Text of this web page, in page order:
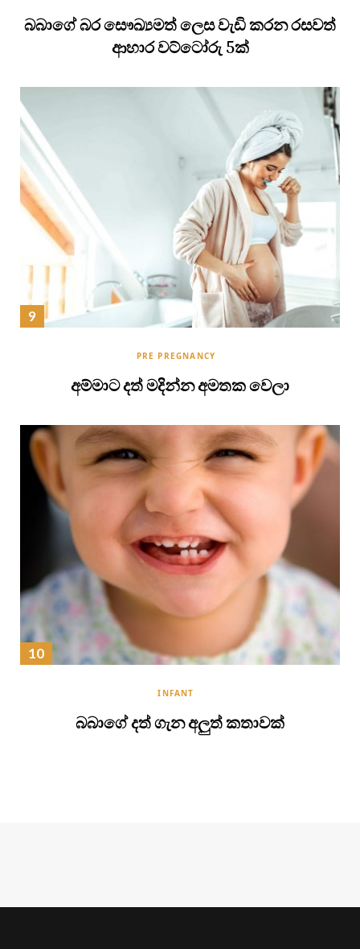
බබාගේ බර සෞඛ්‍යමත් ලෙස වැඩි කරන රසවත්
ආහාර වට්ටෝරු 5ක්
PRE PREGNANCY
අම්මාට දත් මදින්න අමතක වෙලා
INFANT
බබාගේ දත් ගැන අලුත් කතාවක්